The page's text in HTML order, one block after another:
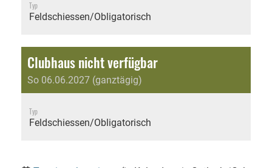
Typ
Feldschiessen/Obligatorisch
Clubhaus nicht verfügbar
So 06.06.2027 (ganztägig)
Typ
Feldschiessen/Obligatorisch